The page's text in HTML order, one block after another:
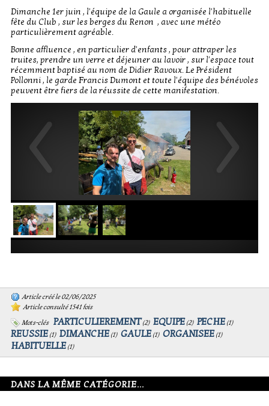
Dimanche 1er juin , l'équipe de la Gaule a organisée l'habituelle
fête du Club , sur les berges du Renon , avec une météo
particulièrement agréable.
Bonne affluence , en particulier d'enfants , pour attraper les
truites, prendre un verre et déjeuner au lavoir , sur l'espace tout
récemment baptisé au nom de Didier Ravoux. Le Président
Pollonni , le garde Francis Dumont et toute l'équipe des bénévoles
peuvent être fiers de la réussite de cette manifestation.
Article créé le 02/06/2025
Article consulté 1541 fois
Mots-clés
PARTICULIEREMENT(2) EQUIPE (2) PECHE (1)
REUSSIE (1) DIMANCHE (1) GAULE (1) ORGANISEE (1)
HABITUELLE (1)
DANS LA MÊME CATÉGORIE...